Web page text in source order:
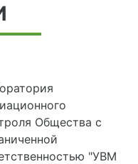
Общества с
"УВМ